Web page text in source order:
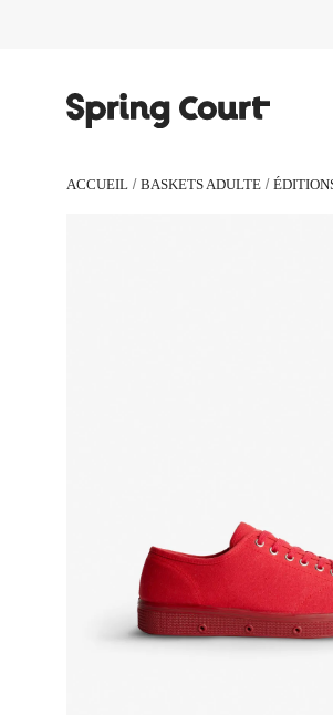
ACCUEIL BASKETS ADULTE